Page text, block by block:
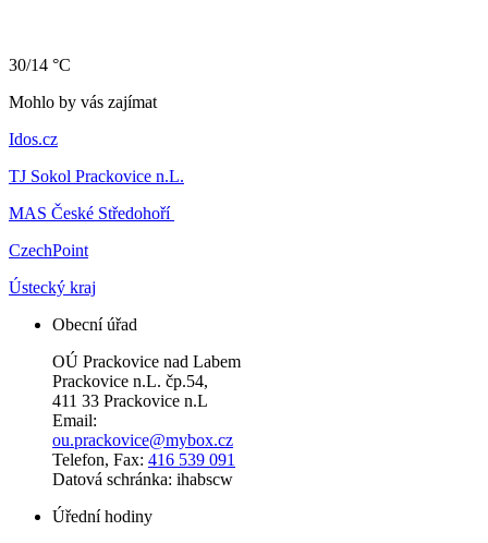
30/14 °C
Mohlo by vás zajímat
Idos.cz
TJ Sokol Prackovice n.L.
MAS České Středohoří
CzechPoint
Ústecký kraj
Obecní úřad
OÚ Prackovice nad Labem
Prackovice n.L. čp.54,
411 33 Prackovice n.L
Email:
ou.prackovice@mybox.cz
Telefon, Fax: 416 539 091
Datová schránka: ihabscw
Úřední hodiny